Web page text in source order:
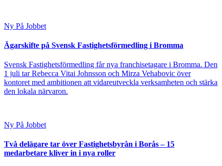
Ny På Jobbet
Ägarskifte på Svensk Fastighetsförmedling i Bromma
Svensk Fastighetsförmedling får nya franchisetagare i Bromma. Den
1 juli tar Rebecca Vitai Johnsson och Mirza Vehabovic över
kontoret med ambitionen att vidareutveckla verksamheten och stärka
den lokala närvaron.
Ny På Jobbet
Två delägare tar över Fastighetsbyrån i Borås – 15
medarbetare kliver in i nya roller